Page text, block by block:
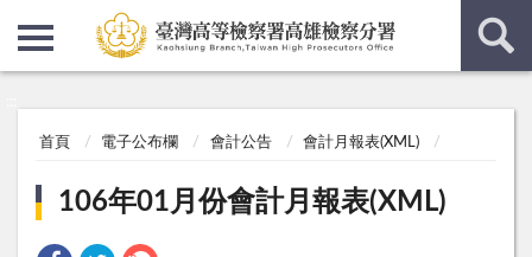
首頁 電子公布欄 會計公告 會計月報表(XML)
106年01月份會計月報表(XML)